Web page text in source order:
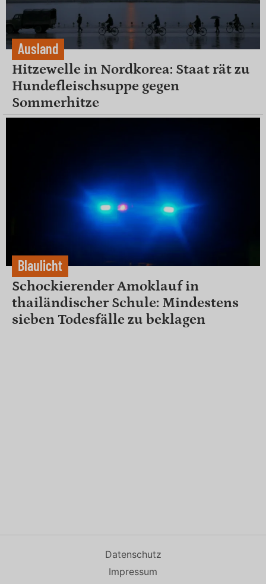
Ausland
Hitzewelle in Nordkorea: Staat rät zu
Hundefleischsuppe gegen
Sommerhitze
Blaulicht
Schockierender Amoklauf in
thailändischer Schule: Mindestens
sieben Todesfälle zu beklagen
Datenschutz
Impressum